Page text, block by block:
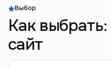
Выбор
Как выбрать:
сайт